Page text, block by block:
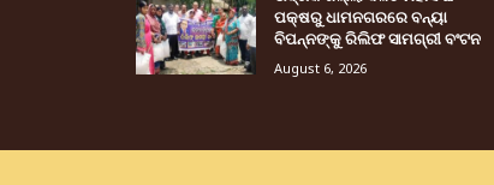
ପକ୍ଷରୁ ଧାମନଗରରେ ବନ୍ୟା
ବିପନ୍ନଙ୍କୁ ରିଲିଫ ସାମଗ୍ରୀ ବଂଟନ
August 6, 2026